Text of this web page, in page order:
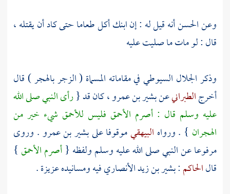
وعنالحسنأنه قيل له : إن ابنك أكل طعاما حتى كاد أن يقتله ،
قال : لو مات ما صليت عليه
وذكرالجلال السيوطيفي مقاماته المسماة ( الزجر بالهجر ) قال
أخرجالطبرانيعنبشير بن عمرو، كان قد {رأى النبي صلى الله
عليه وسلم قال : أصرم الأحمق فليس للأحمق شيء خير من
الهجران } . ورواه البيهقيموقوفا علىبشير بن عمرو. وروى
مرفوعا عن النبي صلى الله عليه وسلم ولفظه {أصرم الأحمق}
قالالحاكم:بشير بن زيدالأنصاري فيه ومسانيده عزيزة .